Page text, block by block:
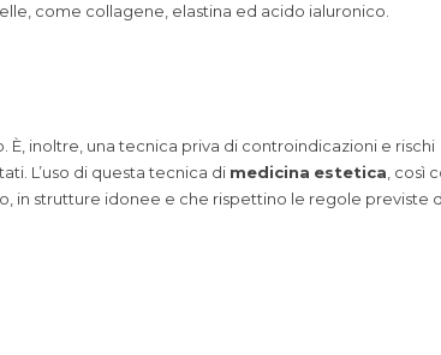
come collagene, elastina ed acido ialuronico.
È, inoltre, una tecnica priva di controindicazioni e rischi
L’uso di questa tecnica di medicina estetica , così
in strutture idonee e che rispettino le regole previste